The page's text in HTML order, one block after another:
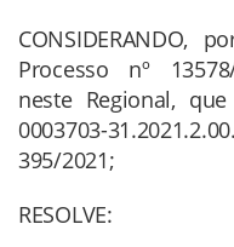
CONSIDERANDO,
Processo nº
neste Regional,
0003703-
395/2021;
RESOLVE: